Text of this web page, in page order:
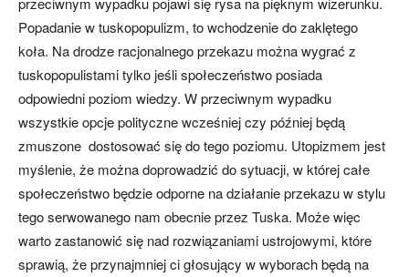
Popadanie w tuskopopulizm, to wchodzenie do zaklętego
koła. Na drodze racjonalnego przekazu można wygrać z
tuskopopulistami tylko jeśli społeczeństwo posiada
odpowiedni poziom wiedzy. W przeciwnym wypadku
wszystkie opcje polityczne wcześniej czy później będą
zmuszone dostosować się do tego poziomu. Utopizmem jest
myślenie, że można doprowadzić do sytuacji, w której całe
społeczeństwo będzie odporne na działanie przekazu w stylu
tego serwowanego nam obecnie przez Tuska. Może więc
warto zastanowić się nad rozwiązaniami ustrojowymi, które
sprawią, że przynajmniej ci głosujący w wyborach będą na